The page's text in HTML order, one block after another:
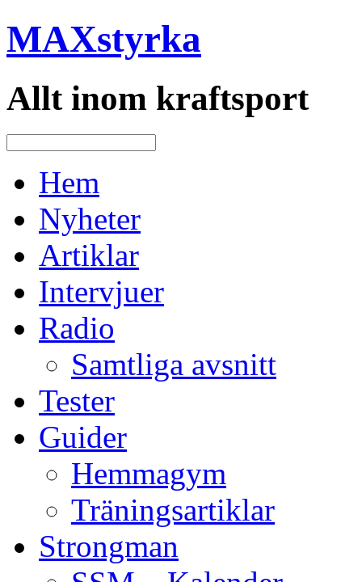
MAXstyrka
Allt inom kraftsport
Hem
Nyheter
Artiklar
Intervjuer
Radio
Samtliga avsnitt
Tester
Guider
Hemmagym
Träningsartiklar
Strongman